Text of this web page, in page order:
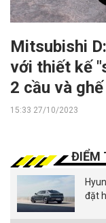
Mitsubishi
với thiết kế
2 cầu và
15:33 27/10/2023
ĐIỂM
đặt